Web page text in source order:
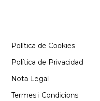
Política de Cookies
Política de Privacidad
Nota Legal
Termes i Condicions